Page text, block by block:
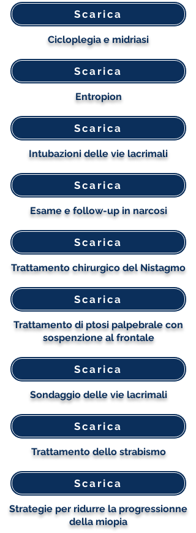
Scarica
Cicloplegia e midriasi
Scarica
Entropion
Scarica
Intubazioni delle vie lacrimali
Scarica
Esame e follow-up in narcosi
Scarica
Trattamento chirurgico del Nistagmo
Scarica
Trattamento di ptosi palpebrale con
sospenzione al frontale
Scarica
Sondaggio delle vie lacrimali
Scarica
Trattamento dello strabismo
Scarica
Strategie per ridurre la progressionne
della miopia